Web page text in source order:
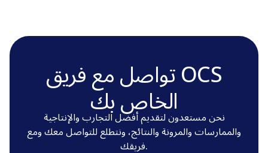
تواصل مع فريق OCS
الخاص بك
نحن مستعدون لتقديم أفضل التجارب والإنتاجية
والممارسات والمرونة والنتائج، ونتطلع للتواصل معك ومع
فريقك.